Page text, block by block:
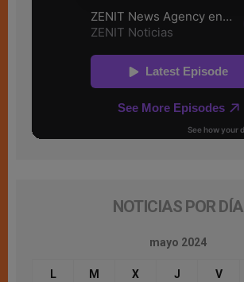
NOTICIAS POR DÍA
mayo 2024
L M X J V